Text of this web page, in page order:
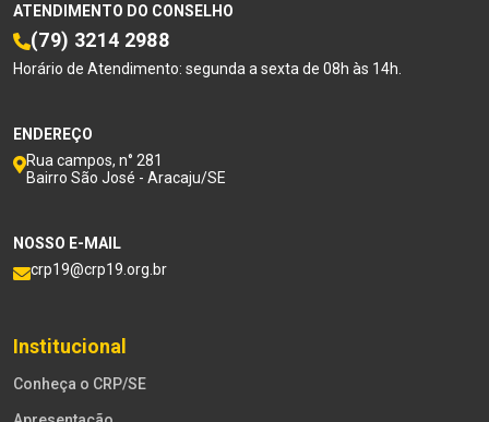
ATENDIMENTO DO CONSELHO
(79) 3214 2988
Horário de Atendimento: segunda a sexta de 08h às 14h.
ENDEREÇO
Rua campos, n° 281
Bairro São José - Aracaju/SE
NOSSO E-MAIL
crp19@crp19.org.br
Institucional
Conheça o CRP/SE